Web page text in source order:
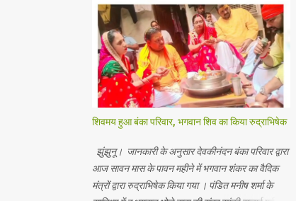
शिवमय हुआ बंका परिवार, भगवान शिव का किया रुद्राभिषेक
झुंझुनू। जानकारी के अनुसार देवकीनंदन बंका परिवार द्वारा
आज सावन मास के पावन महीने में भगवान शंकर का वैदिक
मंत्रों द्वारा रुद्राभिषेक किया गया । पंडित मनीष शर्मा के